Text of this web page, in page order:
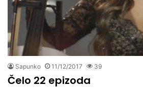
Sapunko 11/12/2017 39
Čelo 22 epizoda